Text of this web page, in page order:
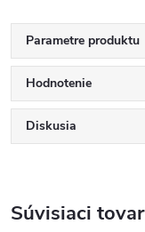
Parametre produktu
Hodnotenie
Diskusia
Súvisiaci tovar